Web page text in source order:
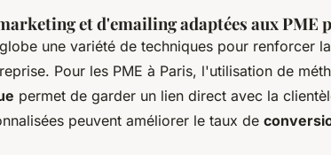
et d'emailing adaptées aux PME
une variété de techniques pour renforcer
Pour les PME à Paris, l'utilisation de
permet de garder un lien direct avec la
peuvent améliorer le taux de